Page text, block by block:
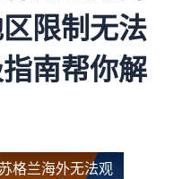
限制无法
南帮你解
格兰海外无法观